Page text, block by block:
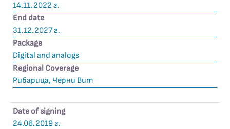
14.11.2022 г.
End date
31.12.2027 г.
Package
Digital and analogs
Regional Coverage
Рибарица, Черни Вит
Date of signing
24.06.2019 г.